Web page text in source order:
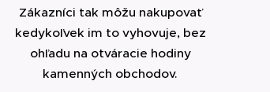
Zákazníci tak môžu nakupovať
kedykoľvek im to vyhovuje, bez
ohľadu na otváracie hodiny
kamenných obchodov.